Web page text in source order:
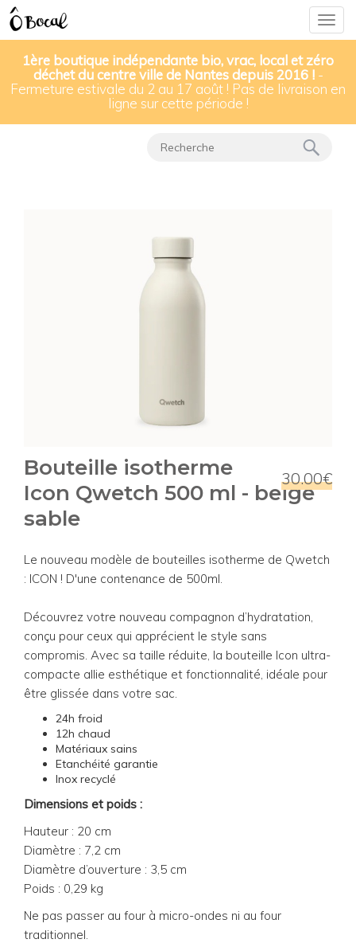
1ère boutique indépendante bio, vrac, local et zéro
déchet du centre ville de Nantes depuis 2016 ! -
Fermeture estivale du 2 au 17 août ! Pas de livraison en
ligne sur cette période !
▸ Bouteilles, gourdes & thermos
Bouteille isotherme Icon Qwetch 500 ml - beige sable
30.00€
Bouteille isotherme
Icon Qwetch 500 ml - beige
sable
Le nouveau modèle de bouteilles isotherme de Qwetch
: ICON ! D'une contenance de 500ml.
Découvrez votre nouveau compagnon d’hydratation,
conçu pour ceux qui apprécient le style sans
compromis. Avec sa taille réduite, la bouteille Icon ultra-
compacte allie esthétique et fonctionnalité, idéale pour
être glissée dans votre sac.
24h froid
12h chaud
Matériaux sains
Etanchéité garantie
Inox recyclé
Dimensions et poids :
Hauteur : 20 cm
Diamètre : 7,2 cm
Diamètre d’ouverture : 3,5 cm
Poids : 0,29 kg
Ne pas passer au four à micro-ondes ni au four
traditionnel.